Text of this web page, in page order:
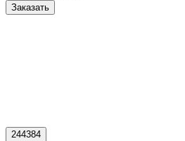
Заказать
244384